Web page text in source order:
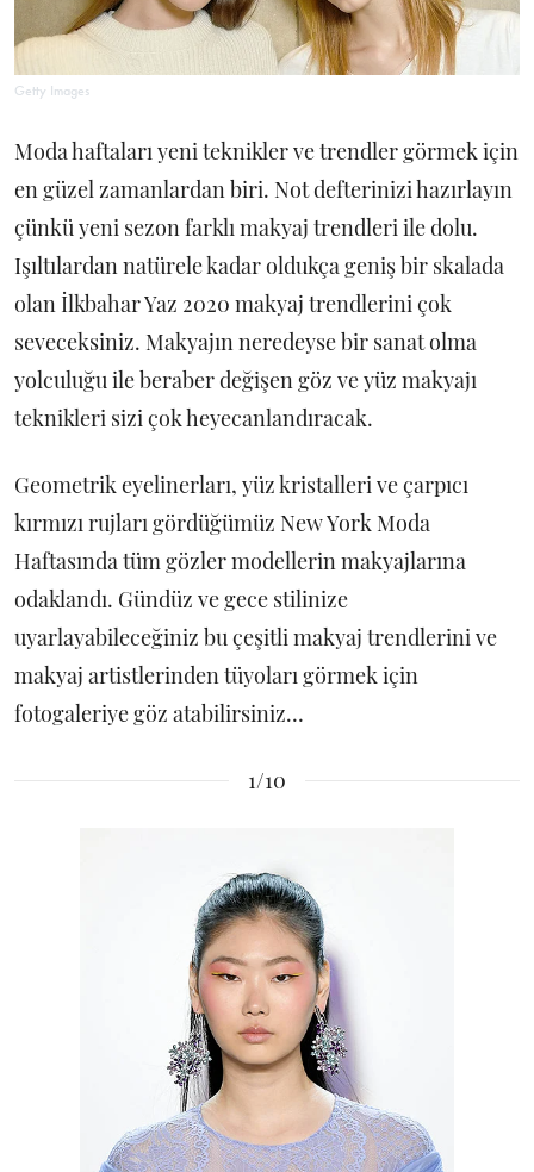
Getty Images
Moda haftaları yeni teknikler ve trendler görmek için
en güzel zamanlardan biri. Not defterinizi hazırlayın
çünkü yeni sezon farklı makyaj trendleri ile dolu.
Işıltılardan natürele kadar oldukça geniş bir skalada
olan İlkbahar Yaz 2020 makyaj trendlerini çok
seveceksiniz. Makyajın neredeyse bir sanat olma
yolculuğu ile beraber değişen göz ve yüz makyajı
teknikleri sizi çok heyecanlandıracak.
Geometrik eyelinerları, yüz kristalleri ve çarpıcı
kırmızı rujları gördüğümüz New York Moda
Haftasında tüm gözler modellerin makyajlarına
odaklandı. Gündüz ve gece stilinize
uyarlayabileceğiniz bu çeşitli makyaj trendlerini ve
makyaj artistlerinden tüyoları görmek için
fotogaleriye göz atabilirsiniz…
1/10